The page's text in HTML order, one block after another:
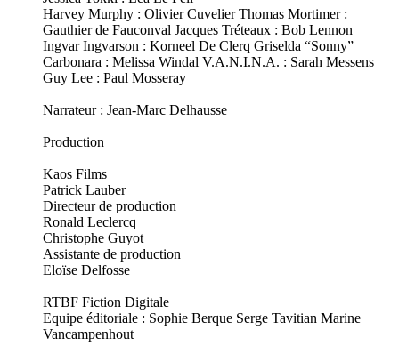
Harvey Murphy : Olivier Cuvelier Thomas Mortimer :
Gauthier de Fauconval Jacques Tréteaux : Bob Lennon
Ingvar Ingvarson : Korneel De Clerq Griselda “Sonny”
Carbonara : Melissa Windal V.A.N.I.N.A. : Sarah Messens
Guy Lee : Paul Mosseray
Narrateur : Jean-Marc Delhausse
Production
Kaos Films
Patrick Lauber
Directeur de production
Ronald Leclercq
Christophe Guyot
Assistante de production
Eloïse Delfosse
RTBF Fiction Digitale
Equipe éditoriale : Sophie Berque Serge Tavitian Marine
Vancampenhout